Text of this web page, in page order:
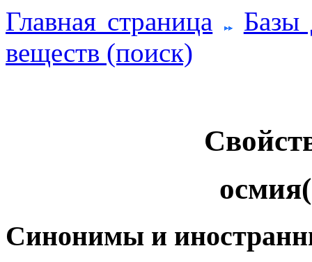
Главная страница
Базы
веществ (поиск)
Синонимы и